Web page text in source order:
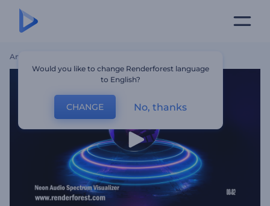
Ana Sayfa
Would you like to change Renderforest language
to English?
CHANGE No, thanks